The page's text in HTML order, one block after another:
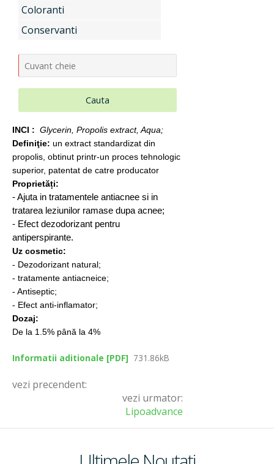
Aditivi pentru industria alimentara
Conditionatori Cosmetici
Compozitii de parfumare
Conservanti
Coloranti
Conservanti
Cauta
INCI : Glycerin, Propolis extract, Aqua;
Definiţie: un extract standardizat din
propolis, obtinut printr-un proces tehnologic
superior, patentat de catre producator
Proprietăți:
-Ajuta in tratamentele antiacnee si in
tratarea leziunilor ramase dupa acnee;
- Efect dezodorizant pentru
antiperspirante.
Uz cosmetic:
- Dezodorizant natural;
- tratamente antiacneice;
- Antiseptic;
- Efect anti-inflamator;
Dozaj:
De la 1.5% până la 4%
Informatii aditionale [PDF] 731.86kB
vezi precendent:
vezi urmator:
Lipoadvance